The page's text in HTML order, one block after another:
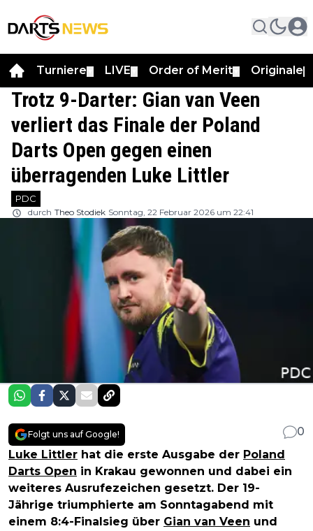
Turniere LIVE Order of Merit Originale
Trotz 9-Darter: Gian van Veen
verliert das Finale der Poland
Darts Open gegen einen
überragenden Luke Littler
PDC
durch Theo Stodiek Sonntag, 22 Februar 2026 um 22:41
Folgt uns auf Google!
0
Luke Littler hat die erste Ausgabe der Poland
Darts Open in Krakau gewonnen und dabei ein
weiteres Ausrufezeichen gesetzt. Der 19-
Jährige triumphierte am Sonntagabend mit
einem 8:4-Finalsieg über Gian van Veen und